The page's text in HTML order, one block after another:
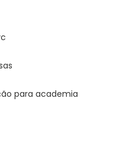
para academia